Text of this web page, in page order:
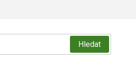
Hledat